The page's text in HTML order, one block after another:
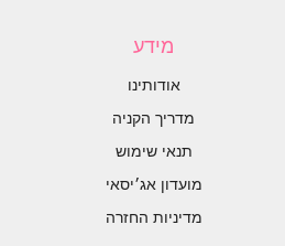
מידע
אודותינו
מדריך הקניה
תנאי שימוש
מועדון אג׳יסאי
מדיניות החזרה